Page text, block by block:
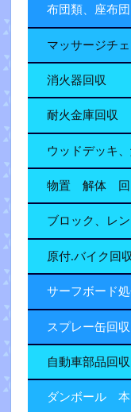
布団類、座布
マッサージチ
消火器回収
耐火金庫回収
ウッドデッキ
物置 解体
ブロック、レ
原付.バイク回
サーフボード
スプレー缶
自動車部品回収
ダンボール